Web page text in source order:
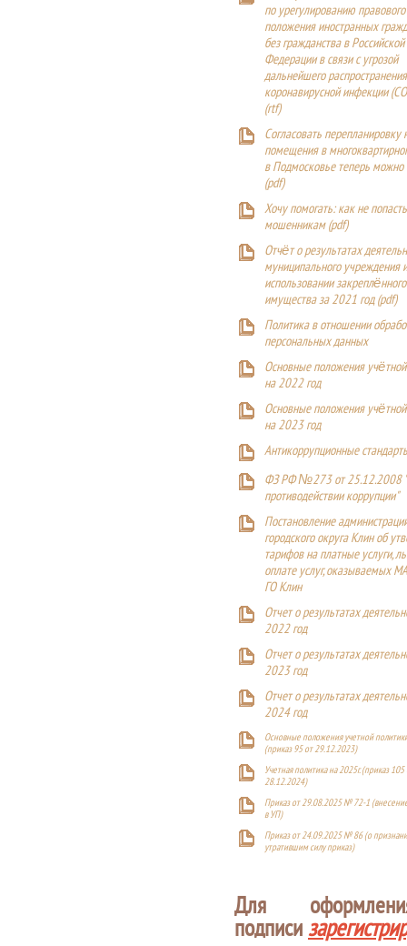
по урегулированию правового
положения иностранных
без гражданства в Российской
Федерации в связи с угрозой
дальнейшего
коронавирусной инфекции
(rtf)
Согласовать перепланировку
помещения в
в Подмосковье теперь можно
(pdf)
Хочу помогать: как не
мошенникам (pdf)
Отчёт о результатах
муниципального учреждения
использовании
имущества за 2021 год (pdf)
Политика в отношении
персональных данных
Основные положения
на 2022 год
Основные положения
на 2023 год
Антикоррупционные
ФЗ РФ №273 от 25.12.2008
противодействии коррупции"
Постановление
городского округа Клин об
тарифов на платные услуги,
оплате услуг, оказываемых
ГО Клин
Отчет о результатах
2022 год
Отчет о результатах
2023 год
Отчет о результатах
2024 год
Основные положения учетной
(приказ 95 от 29.12.2023)
Учетная политика на 2025г. (приказ 105
28.12.2024)
Приказ от 29.08.2025 № 72-1
в УП)
Приказ от 24.09.2025 № 86 (о
утратившим силу приказ)
Для
подписи